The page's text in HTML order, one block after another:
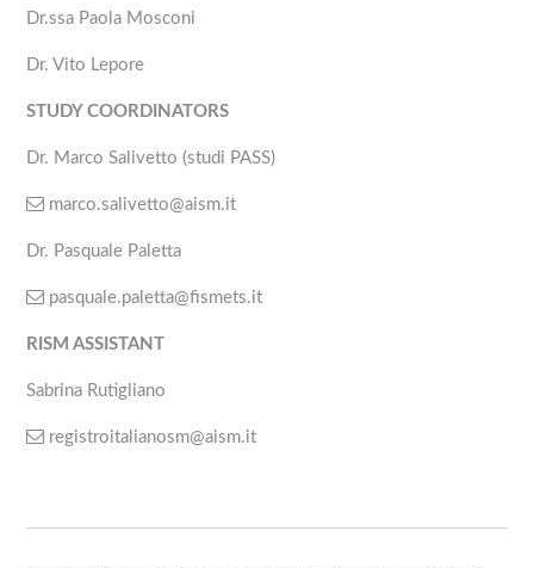
Dr.ssa Paola Mosconi
Dr. Vito Lepore
STUDY COORDINATORS
Dr. Marco Salivetto (studi PASS)
marco.salivetto@aism.it
Dr. Pasquale Paletta
pasquale.paletta@fismets.it
RISM ASSISTANT
Sabrina Rutigliano
registroitalianosm@aism.it